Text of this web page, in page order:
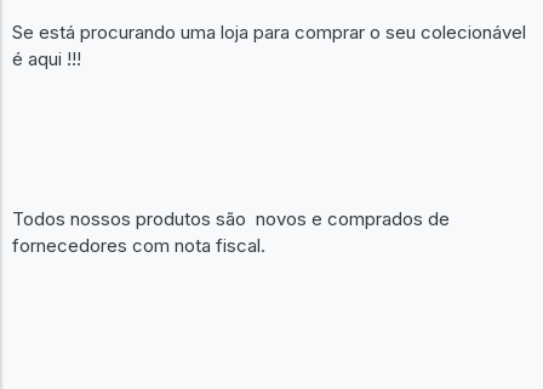
Se está procurando uma loja para comprar o seu colecionável
é aqui !!!
Todos nossos produtos são novos e comprados de
fornecedores com nota fiscal.